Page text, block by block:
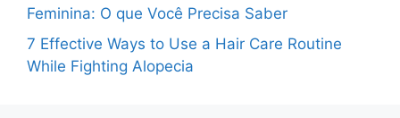
Feminina: O que Você Precisa Saber
7 Effective Ways to Use a Hair Care Routine
While Fighting Alopecia